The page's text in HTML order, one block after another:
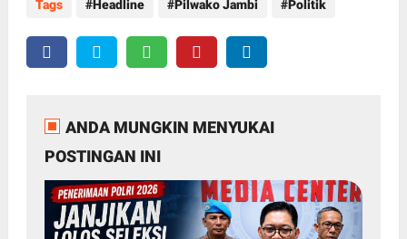
Tags Headline Pilwako Jambi Politik
ANDA MUNGKIN MENYUKAI
POSTINGAN INI